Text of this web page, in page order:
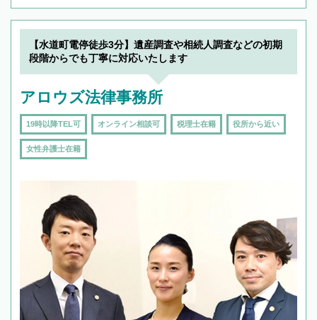
【水道町電停徒歩3分】遺産調査や相続人調査などの初期
段階からでも丁寧に対応いたします
アロウズ法律事務所
19時以降TEL可 オンライン相談可 税理士在籍 役所から近い
女性弁護士在籍